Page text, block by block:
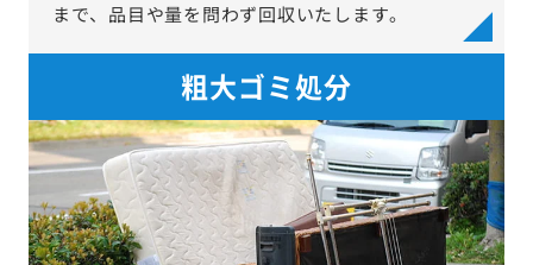
まで、品目や量を問わず回収いたします。
粗大ゴミ処分